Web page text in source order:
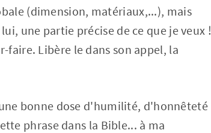
(dimension, matériaux,...), mais
une partie précise de ce que je veux !
faire. Libère le dans son appel, la
bonne dose d'humilité, d'honnêteté
phrase dans la Bible... à ma